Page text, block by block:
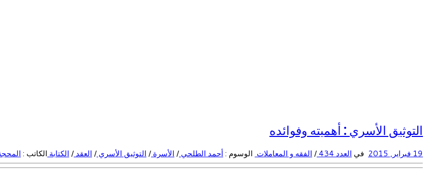
التوثيق الأسري : أهميته وفوائده
19 فبراير, 2015 في العدد 434 / الفقه و المعاملات الوسوم :أحمد الطلحي / الأسرة / التوثيق الأسري / العقد / الكتابة الكاتب :